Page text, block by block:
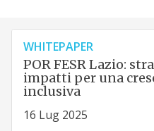
WHITEPAPER
POR FESR Lazio:
impatti per una
inclusiva
16 Lug 2025